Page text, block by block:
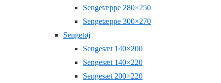
Sengetæppe 280×250
Sengetæppe 300×270
Sengetøj
Sengesæt 140×200
Sengesæt 140×220
Sengesæt 200×220